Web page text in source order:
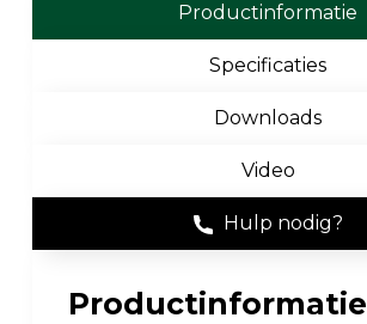
Productinformatie
Specificaties
Downloads
Video
Hulp nodig?
Productinformatie